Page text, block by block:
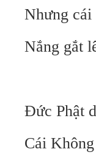
Nhưng cái
Nắng gắt
Đức Phật
Cái